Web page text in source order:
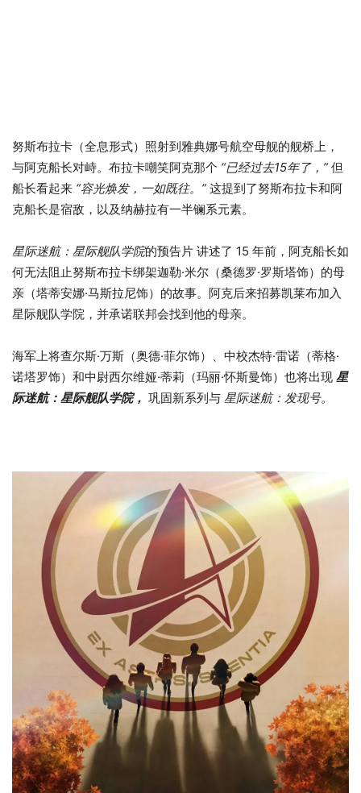
努斯布拉卡（全息形式）照射到雅典娜号航空母舰的舰桥上，
与阿克船长对峙。布拉卡嘲笑阿克那个 “已经过去15年了，” 但
船长看起来 “容光焕发，一如既往。” 这提到了努斯布拉卡和阿
克船长是宿敌，以及纳赫拉有一半镧系元素。
星际迷航：星际舰队学院的预告片 讲述了 15 年前，阿克船长如
何无法阻止努斯布拉卡绑架迦勒·米尔（桑德罗·罗斯塔饰）的母
亲（塔蒂安娜·马斯拉尼饰）的故事。阿克后来招募凯莱布加入
星际舰队学院，并承诺联邦会找到他的母亲。
海军上将查尔斯·万斯（奥德·菲尔饰）、中校杰特·雷诺（蒂格·
诺塔罗饰）和中尉西尔维娅·蒂莉（玛丽·怀斯曼饰）也将出现 星
际迷航：星际舰队学院， 巩固新系列与 星际迷航：发现号。